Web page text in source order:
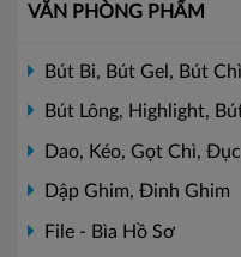
VĂN PHÒNG PHẨM
Bút Bi, Bút Gel, Bút Chì
Bút Lông, Highlight,
Dao, Kéo, Gọt Chì,
Dập Ghim, Đinh Ghim
File - Bìa Hồ Sơ